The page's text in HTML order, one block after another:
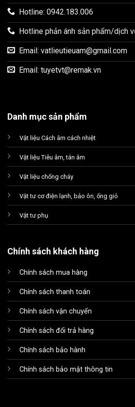
Hotline: 0942.183.006
Hotline phản ánh sản phẩm/dịch
Email: vatlieutieuam@gmail.com
Email: tuyetvt@remak.vn
Danh mục sản phẩm
Vật liệu Cách âm cách nhiệt
Vật liệu Tiêu âm, tán âm
Vật liệu chống cháy
Vật tư cơ điện lạnh, bảo ôn, ống gió
Vật tư phụ
Chính sách khách hàng
Chính sách mua hàng
Chính sách thanh toán
Chính sách vận chuyển
Chính sách đổi trả hàng
Chính sách bảo hành
Chính sách bảo mật thông tin
viên tư vấn